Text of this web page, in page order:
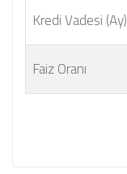
Kredi Vadesi (Ay)
Faiz Oranı